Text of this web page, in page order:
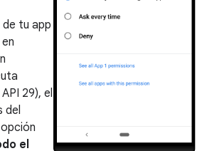
de tu app
29), el
del
el